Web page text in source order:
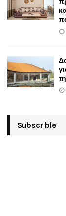
Subscrible